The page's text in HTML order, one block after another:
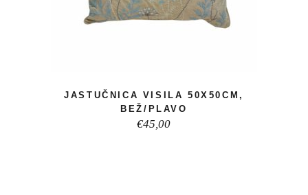
JASTUČNICA VISILA 50X50CM,
BEŽ/PLAVO
€45,00